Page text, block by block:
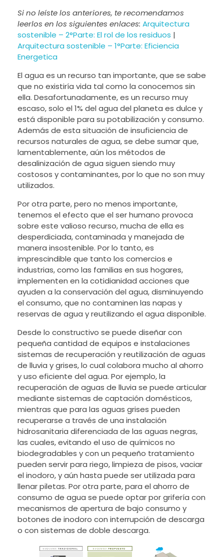
Si no leíste los anteriores, te recomendamos
leerlos en los siguientes enlaces: Arquitectura
sostenible – 2°Parte: El rol de los residuos |
Arquitectura sostenible – 1°Parte: Eficiencia
Energetica
El agua es un recurso tan importante, que se sabe
que no existiría vida tal como la conocemos sin
ella. Desafortunadamente, es un recurso muy
escaso, solo el 1% del agua del planeta es dulce y
está disponible para su potabilización y consumo.
Además de esta situación de insuficiencia de
recursos naturales de agua, se debe sumar que,
lamentablemente, aún los métodos de
desalinización de agua siguen siendo muy
costosos y contaminantes, por lo que no son muy
utilizados.
Por otra parte, pero no menos importante,
tenemos el efecto que el ser humano provoca
sobre este valioso recurso, mucha de ella es
desperdiciada, contaminada y manejada de
manera insostenible. Por lo tanto, es
imprescindible que tanto los comercios e
industrias, como las familias en sus hogares,
implementen en la cotidianidad acciones que
ayuden a la conservación del agua, disminuyendo
el consumo, que no contaminen las napas y
reservas de agua y reutilizando el agua disponible.
Desde lo constructivo se puede diseñar con
pequeña cantidad de equipos e instalaciones
sistemas de recuperación y reutilización de aguas
de lluvia y grises, lo cual colabora mucho al ahorro
y uso eficiente del agua. Por ejemplo, la
recuperación de aguas de lluvia se puede articular
mediante sistemas de captación domésticos,
mientras que para las aguas grises pueden
recuperarse a través de una instalación
hidrosanitaria diferenciada de las aguas negras,
las cuales, evitando el uso de químicos no
biodegradables y con un pequeño tratamiento
pueden servir para riego, limpieza de pisos, vaciar
el inodoro, y aún hasta puede ser utilizada para
llenar piletas. Por otra parte, para el ahorro de
consumo de agua se puede optar por grifería con
mecanismos de apertura de bajo consumo y
botones de inodoro con interrupción de descarga
o con sistemas de doble descarga.